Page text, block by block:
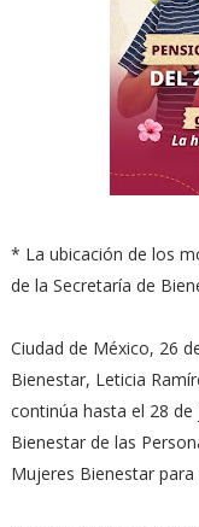
* La ubicación de los
de la Secretaría de
Ciudad de México, 26
Bienestar, Leticia
continúa hasta el 28
Bienestar de las
Mujeres Bienestar